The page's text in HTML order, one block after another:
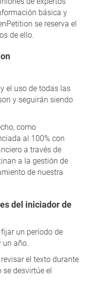
básica y
se reserva el
de ello.
el uso de todas las
y seguirán siendo
como
al 100% con
a través de
a la gestión de
de nuestra
del iniciador de
un período de
un año.
el texto durante
se desvirtúe el